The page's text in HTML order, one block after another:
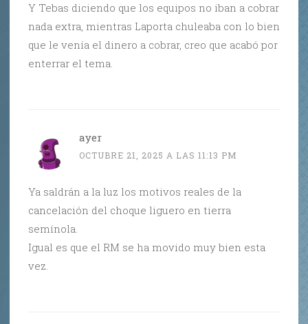
Y Tebas diciendo que los equipos no iban a cobrar
nada extra, mientras Laporta chuleaba con lo bien
que le venía el dinero a cobrar, creo que acabó por
enterrar el tema.
ayer
OCTUBRE 21, 2025 A LAS 11:13 PM
Ya saldrán a la luz los motivos reales de la
cancelación del choque liguero en tierra
semínola.
Igual es que el RM se ha movido muy bien esta
vez.